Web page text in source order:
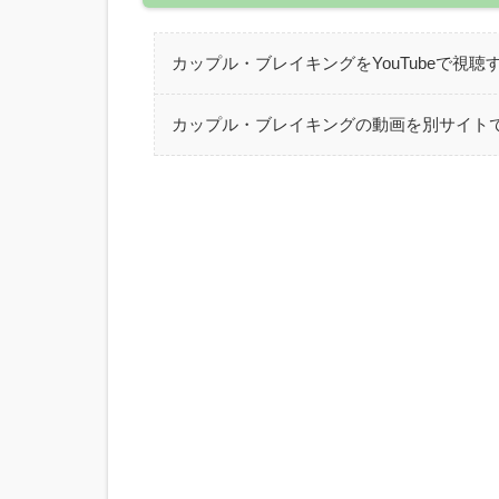
カップル・ブレイキングをYouTubeで視聴
カップル・ブレイキングの動画を別サイト